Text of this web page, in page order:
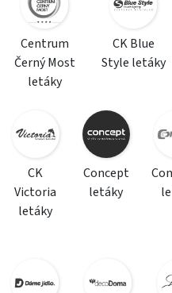
Centrum
Černý Most
letáky
CK Blue
Style letáky
CK
Victoria
letáky
Concept
letáky